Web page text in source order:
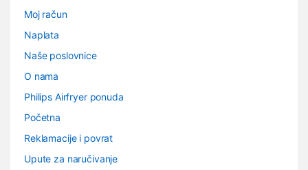
Moj račun
Naplata
Naše poslovnice
O nama
Philips Airfryer ponuda
Početna
Reklamacije i povrat
Upute za naručivanje